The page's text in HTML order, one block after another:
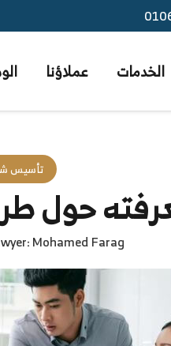
الخدمات عملاؤنا
تأسيس
حول
Mohamed Farag